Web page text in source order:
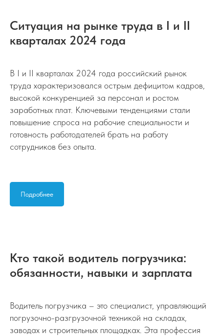
Ситуация на рынке труда в I и II
кварталах 2024 года
В I и II кварталах 2024 года российский рынок
труда характеризовался острым дефицитом кадров,
высокой конкуренцией за персонал и ростом
заработных плат. Ключевыми тенденциями стали
повышение спроса на рабочие специальности и
готовность работодателей брать на работу
сотрудников без опыта.
Подробнее
Кто такой водитель погрузчика:
обязанности, навыки и зарплата
Водитель погрузчика – это специалист, управляющий
погрузочно-разгрузочной техникой на складах,
заводах и строительных площадках. Эта профессия